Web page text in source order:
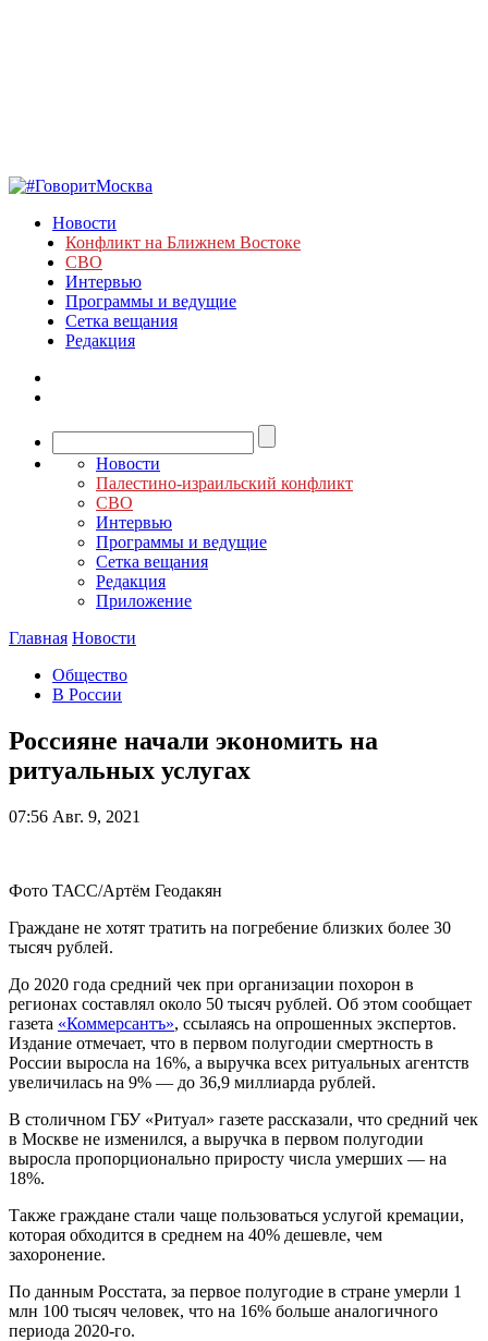
Новости
Конфликт на Ближнем Востоке
СВО
Интервью
Программы и ведущие
Сетка вещания
Редакция
Новости
Палестино-израильский конфликт
СВО
Интервью
Программы и ведущие
Сетка вещания
Редакция
Приложение
Главная Новости
Общество
В России
Россияне начали экономить на
ритуальных услугах
07:56 Авг. 9, 2021
Фото ТАСС/Артём Геодакян
Граждане не хотят тратить на погребение близких более 30
тысяч рублей.
До 2020 года средний чек при организации похорон в
регионах составлял около 50 тысяч рублей. Об этом сообщает
газета «Коммерсантъ», ссылаясь на опрошенных экспертов.
Издание отмечает, что в первом полугодии смертность в
России выросла на 16%, а выручка всех ритуальных агентств
увеличилась на 9% — до 36,9 миллиарда рублей.
В столичном ГБУ «Ритуал» газете рассказали, что средний чек
в Москве не изменился, а выручка в первом полугодии
выросла пропорционально приросту числа умерших — на
18%.
Также граждане стали чаще пользоваться услугой кремации,
которая обходится в среднем на 40% дешевле, чем
захоронение.
По данным Росстата, за первое полугодие в стране умерли 1
млн 100 тысяч человек, что на 16% больше аналогичного
периода 2020-го.